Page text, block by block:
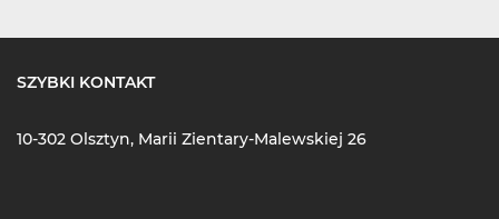
SZYBKI KONTAKT
10-302 Olsztyn, Marii Zientary-Malewskiej 26